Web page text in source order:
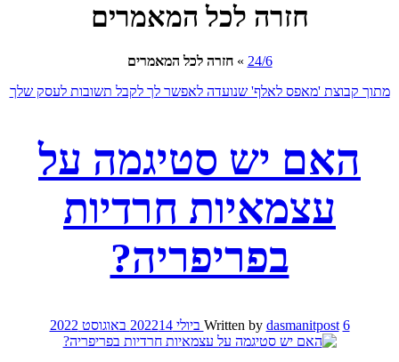
חזרה לכל המאמרים
24/6
»חזרה לכל המאמרים
מתוך קבוצת 'מאפס לאלף' שנועדה לאפשר לך לקבל תשובות לעסק שלך
האם יש סטיגמה על
עצמאיות חרדיות
בפריפריה?
Written by dasmanitpost 6 ביולי 2022 14 באוגוסט 2022